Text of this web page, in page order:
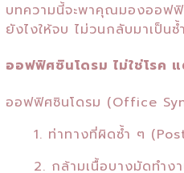
บทความนี้จะพาคุณมองออฟฟิ
ยังไงให้จบ ไม่วนกลับมาเป็นซ้ำ
ออฟฟิศซินโดรม ไม่ใช่โรค
ออฟฟิศซินโดรม (Office
1. ท่าทางที่ผิดซ้ำ ๆ
2. กล้ามเนื้อบางมัดทำง